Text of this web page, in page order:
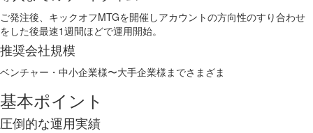
ご発注後、キックオフMTGを開催しアカウントの方向性のすり合わせ
をした後最速1週間ほどで運用開始。
推奨会社規模
ベンチャー・中小企業様〜大手企業様までさまざま
基本ポイント
圧倒的な運用実績